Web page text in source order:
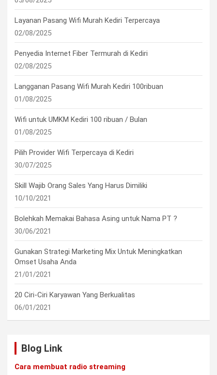
Layanan Pasang Wifi Murah Kediri Terpercaya
02/08/2025
Penyedia Internet Fiber Termurah di Kediri
02/08/2025
Langganan Pasang Wifi Murah Kediri 100ribuan
01/08/2025
Wifi untuk UMKM Kediri 100 ribuan / Bulan
01/08/2025
Pilih Provider Wifi Terpercaya di Kediri
30/07/2025
Skill Wajib Orang Sales Yang Harus Dimiliki
10/10/2021
Bolehkah Memakai Bahasa Asing untuk Nama PT ?
30/06/2021
Gunakan Strategi Marketing Mix Untuk Meningkatkan
Omset Usaha Anda
21/01/2021
20 Ciri-Ciri Karyawan Yang Berkualitas
06/01/2021
Blog Link
Cara membuat radio streaming